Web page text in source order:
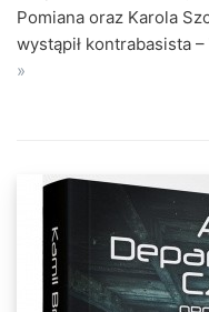
Pomiana oraz Karola
wystąpił kontrabasista
»